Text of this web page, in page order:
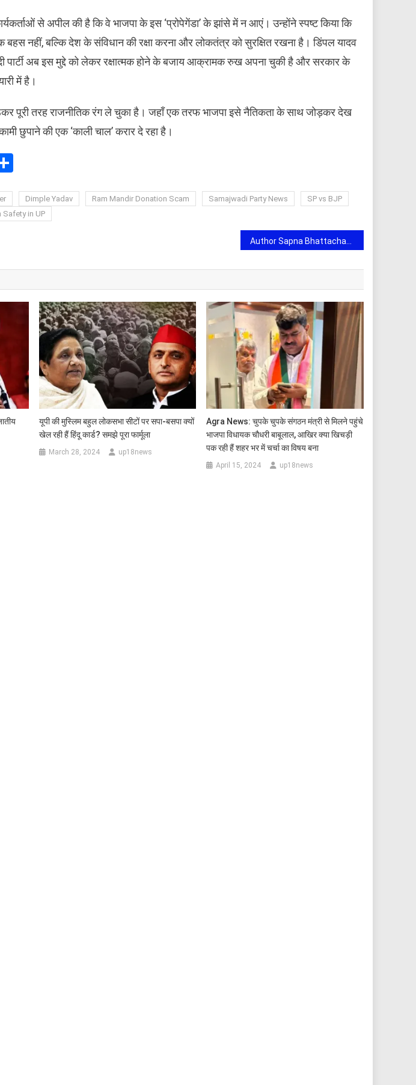
से अपील की है कि वे भाजपा के इस ‘प्रोपेगेंडा’ के झांसे में न आएं। उन्होंने स्पष्ट किया कि
बहस नहीं, बल्कि देश के संविधान की रक्षा करना और लोकतंत्र को सुरक्षित रखना है। डिंपल यादव
पार्टी अब इस मुद्दे को लेकर रक्षात्मक होने के बजाय आक्रामक रुख अपना चुकी है और सरकार के
में है।
पूरी तरह राजनीतिक रंग ले चुका है। जहाँ एक तरफ भाजपा इसे नैतिकता के साथ जोड़कर देख
छुपाने की एक ‘काली चाल’ करार दे रहा है।
Dimple Yadav Ram Mandir Donation Scam Samajwadi Party News
SP vs BJP
Safety in UP
यूपी की मुस्लिम बहुल लोकसभा सीटों पर सपा-बसपा क्यों
खेल रही हैं हिंदू कार्ड? समझे पूरा फार्मूला
March 28, 2024 up18news
Agra News: चुपके चुपके संगठन मंत्री से मिलने पहुंचे
भाजपा विधायक चौधरी बाबूलाल, आखिर क्या खिचड़ी
पक रही हैं शहर भर में चर्चा का विषय बना
April 15, 2024 up18news